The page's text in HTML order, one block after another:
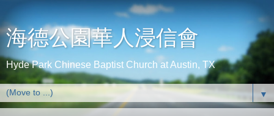
海德公園華人浸信會
Hyde Park Chinese Baptist Church at Austin, TX
▼